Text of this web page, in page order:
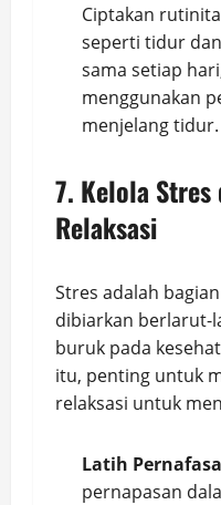
Ciptakan
seperti tidur
sama setiap
menggunakan
menjelang tidur.
7. Kelola Stres
Relaksasi
Stres adalah
dibiarkan berlarut-
buruk pada
itu, penting untuk
relaksasi untuk
Latih
pernapasan